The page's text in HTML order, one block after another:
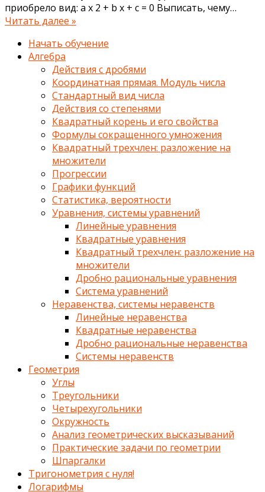
приобрело вид: a x 2 + b x + c = 0 Выписать, чему…
Читать далее »
Начать обучение
Алгебра
Действия с дробями
Координатная прямая. Модуль числа
Стандартный вид числа
Действия со степенями
Квадратный корень и его свойства
Формулы сокращенного умножения
Квадратный трехчлен: разложение на
множители
Прогрессии
Графики функций
Статистика, вероятности
Уравнения, системы уравнений
Линейные уравнения
Квадратные уравнения
Квадратный трехчлен: разложение на
множители
Дробно рациональные уравнения
Система уравнений
Неравенства, системы неравенств
Линейные неравенства
Квадратные неравенства
Дробно рациональные неравенства
Системы неравенств
Геометрия
Углы
Треугольники
Четырехугольники
Окружность
Анализ геометрических высказываний
Практические задачи по геометрии
Шпаргалки
Тригонометрия с нуля!
Логарифмы